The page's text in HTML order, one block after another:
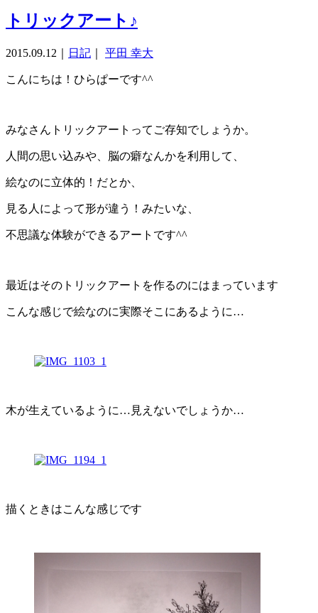
トリックアート♪
2015.09.12 日記 平田 幸大
こんにちは！ひらぱーです^^
みなさんトリックアートってご存知でしょうか。
人間の思い込みや、脳の癖なんかを利用して、
絵なのに立体的！だとか、
見る人によって形が違う！みたいな、
不思議な体験ができるアートです^^
最近はそのトリックアートを作るのにはまっています
こんな感じで絵なのに実際そこにあるように…
木が生えているように…見えないでしょうか…
描くときはこんな感じです